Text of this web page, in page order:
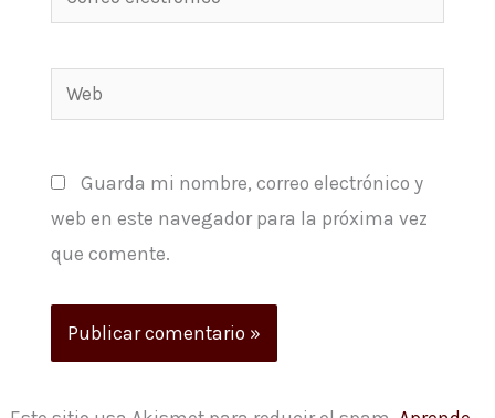
electrónico*
Web
Guarda mi nombre, correo electrónico y
web en este navegador para la próxima vez
que comente.